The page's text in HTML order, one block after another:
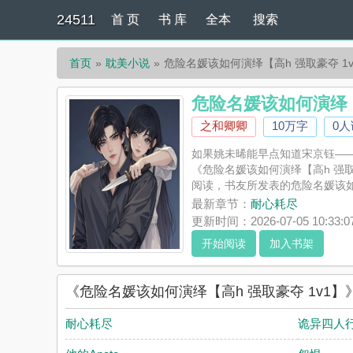
24511 首 页 书 库 全本 搜索
首页 耽美小说 危险名媛该如何演绎【高h 强取豪夺
危险名媛该如何演
之和卿卿 10万字 0
如果姚未晞能早点知道宋京钰
《危险名媛该如何演绎【高h
阅读，书友所发表的危险名媛该
最新章节： 耐心耗尽
更新时间：2026-07-05
开始阅读 加入书架
《危险名媛该如何演绎【高h 强取豪夺 1v1】
耐心耗尽 诡异四人